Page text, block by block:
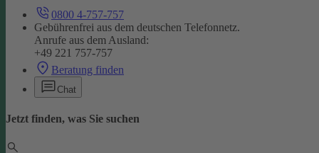
0800 4-757-757
Gebührenfrei aus dem deutschen Telefonnetz.
Anrufe aus dem Ausland:
+49 221 757-757
Beratung finden
Chat
Jetzt finden, was Sie suchen